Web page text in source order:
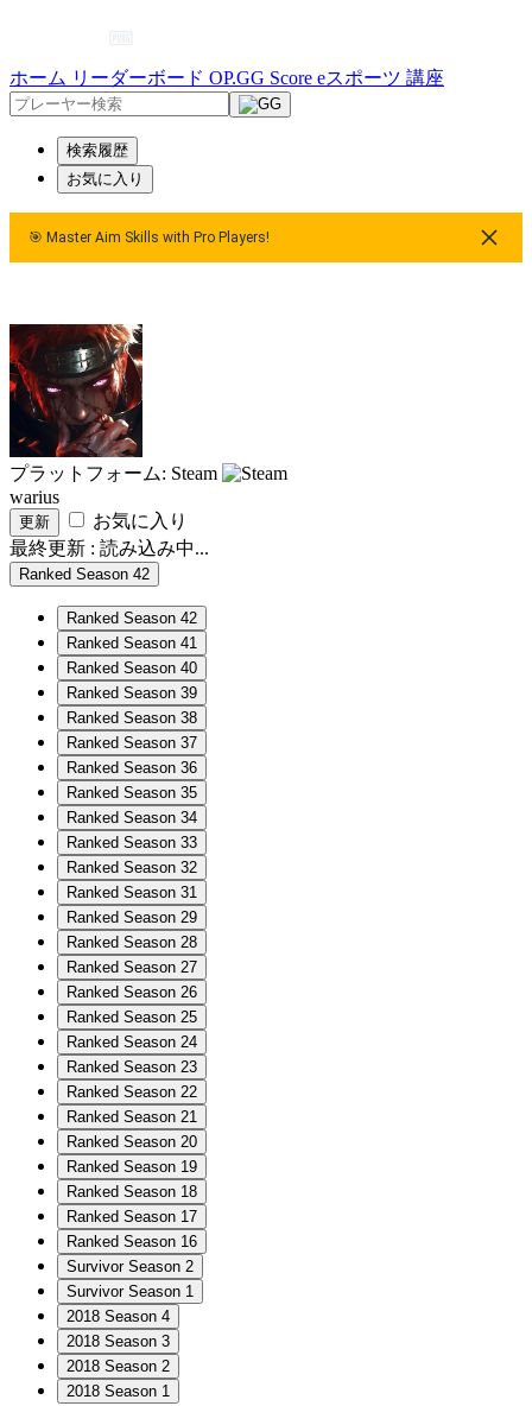
ホーム リーダーボード OP.GG Score eスポーツ 講座
検索履歴
お気に入り
🎯 Master Aim Skills with Pro Players!
プラットフォーム: Steam
warius
更新
お気に入り
最終更新 : 読み込み中...
Ranked Season 42
Ranked Season 42
Ranked Season 41
Ranked Season 40
Ranked Season 39
Ranked Season 38
Ranked Season 37
Ranked Season 36
Ranked Season 35
Ranked Season 34
Ranked Season 33
Ranked Season 32
Ranked Season 31
Ranked Season 29
Ranked Season 28
Ranked Season 27
Ranked Season 26
Ranked Season 25
Ranked Season 24
Ranked Season 23
Ranked Season 22
Ranked Season 21
Ranked Season 20
Ranked Season 19
Ranked Season 18
Ranked Season 17
Ranked Season 16
Survivor Season 2
Survivor Season 1
2018 Season 4
2018 Season 3
2018 Season 2
2018 Season 1